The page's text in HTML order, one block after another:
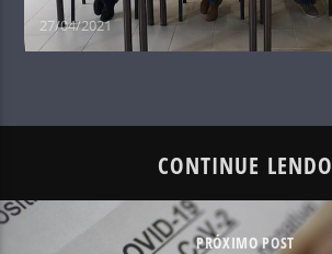
27/04/2021
CONTINUE LENDO
PRÓXIMO POST